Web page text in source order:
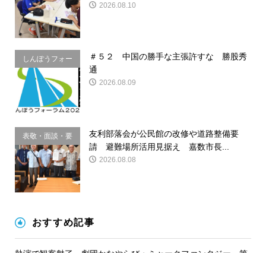
2026.08.10
しんぽうフォー
ラム
＃５２ 中国の勝手な主張許すな 勝股秀
通
2026.08.09
表敬・面談・要
請
友利部落会が公民館の改修や道路整備要
請 避難場所活用見据え 嘉数市長...
2026.08.08
おすすめ記事